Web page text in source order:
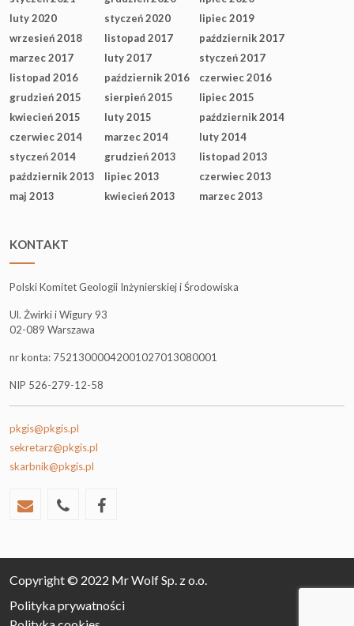
luty 2020
styczeń 2020
lipiec 2019
wrzesień 2018
listopad 2017
październik 2017
marzec 2017
luty 2017
styczeń 2017
listopad 2016
październik 2016
czerwiec 2016
grudzień 2015
sierpień 2015
lipiec 2015
kwiecień 2015
luty 2015
październik 2014
czerwiec 2014
marzec 2014
luty 2014
styczeń 2014
grudzień 2013
listopad 2013
październik 2013
lipiec 2013
czerwiec 2013
maj 2013
kwiecień 2013 marzec 2013
KONTAKT
Polski Komitet Geologii Inżynierskiej i Środowiska
Ul. Żwirki i Wigury 93
02-089 Warszawa
nr konta: 75213000042001027013080001
NIP 526-279-12-58
pkgis@pkgis.pl
sekretarz@pkgis.pl
skarbnik@pkgis.pl
Copyright © 2022 Mr Wolf Sp. z o.o.
Polityka prywatności